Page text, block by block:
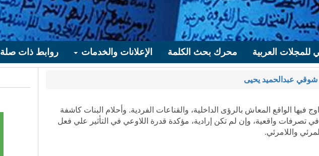
للمجلات العربية محرك بحث الكلمة الإعلانات والخدمات روابط ذات صلة
شوقي عبدالحميد يحيى
الواقع المعاش بالرؤى الداخلية، والقناعات الفردية. وأحلام البنات كاشفة
تصرفات واقعية، وإن لم تكن إرادية، مؤكدة قدرة اللاوعي في التأثير علي فعل
واللامرئي.